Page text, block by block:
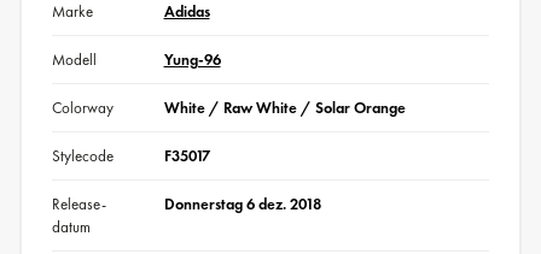
Marke Adidas
Modell Yung-96
Colorway White / Raw White / Solar Orange
Stylecode F35017
Release-
datum
Donnerstag 6 dez. 2018